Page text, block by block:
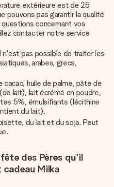
extérieure est de 25
pouvons pas garantir la qualité
concernant vos
contacter notre service
n'est pas possible de traiter les
arabes, grecs,
cacao, huile de palme, pâte de
lait), lait écrémé en poudre,
5%, émulsifiants (lécithine
du lait).
du lait et du soja. Peut
des Pères qu'il
Milka